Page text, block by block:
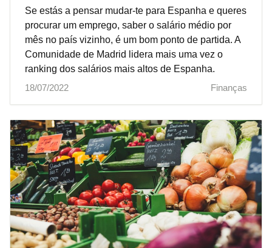
Se estás a pensar mudar-te para Espanha e queres
procurar um emprego, saber o salário médio por
mês no país vizinho, é um bom ponto de partida. A
Comunidade de Madrid lidera mais uma vez o
ranking dos salários mais altos de Espanha.
18/07/2022
Finanças